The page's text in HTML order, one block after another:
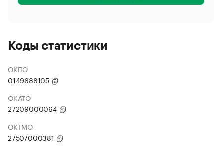
Коды статистики
ОКПО
0149688105
ОКАТО
27209000064
ОКТМО
27507000381